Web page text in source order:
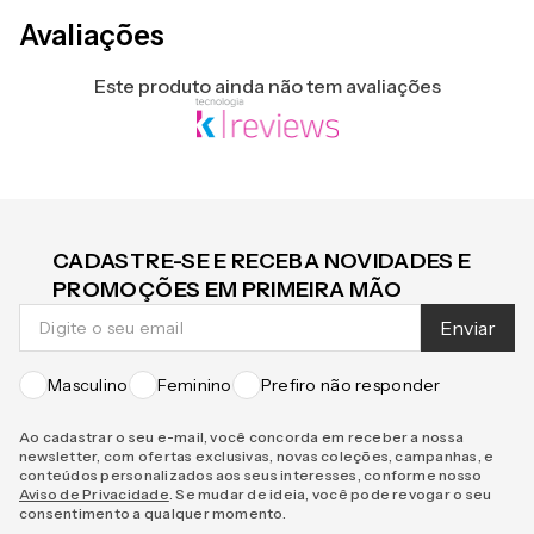
Avaliações
Este produto ainda não tem avaliações
CADASTRE-SE E RECEBA NOVIDADES E
PROMOÇÕES EM PRIMEIRA MÃO
Enviar
Masculino Feminino Prefiro não responder
Ao cadastrar o seu e-mail, você concorda em receber a nossa
newsletter, com ofertas exclusivas, novas coleções, campanhas, e
conteúdos personalizados aos seus interesses, conforme nosso
Aviso de Privacidade . Se mudar de ideia, você pode revogar o seu
consentimento a qualquer momento.